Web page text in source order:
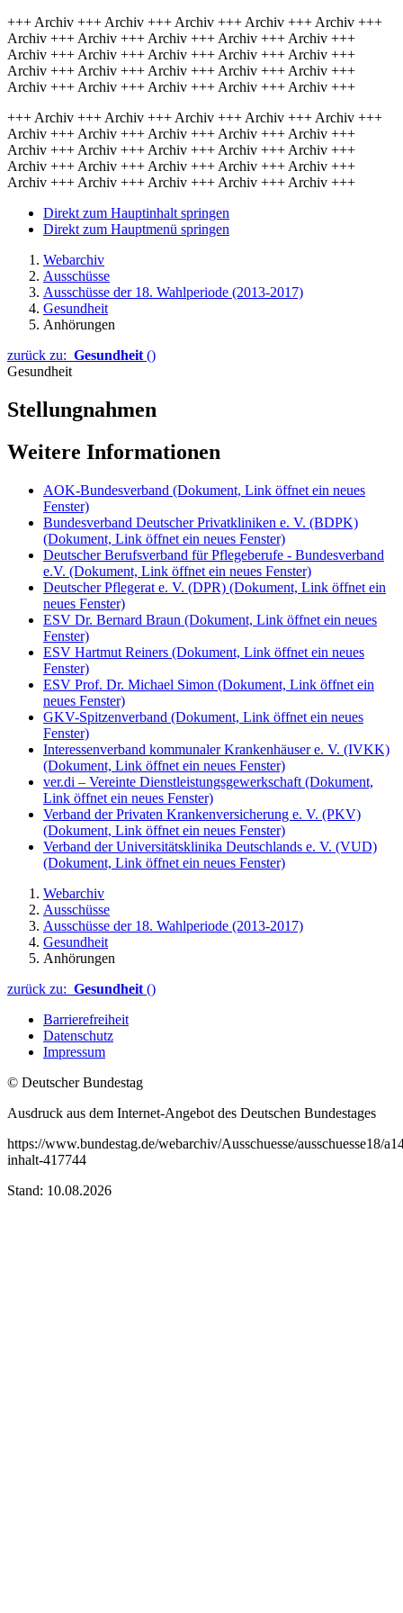
+++ Archiv +++ Archiv +++ Archiv +++ Archiv +++ Archiv +++
Archiv +++ Archiv +++ Archiv +++ Archiv +++ Archiv +++
Archiv +++ Archiv +++ Archiv +++ Archiv +++ Archiv +++
Archiv +++ Archiv +++ Archiv +++ Archiv +++ Archiv +++
Archiv +++ Archiv +++ Archiv +++ Archiv +++ Archiv +++
+++ Archiv +++ Archiv +++ Archiv +++ Archiv +++ Archiv +++
Archiv +++ Archiv +++ Archiv +++ Archiv +++ Archiv +++
Archiv +++ Archiv +++ Archiv +++ Archiv +++ Archiv +++
Archiv +++ Archiv +++ Archiv +++ Archiv +++ Archiv +++
Archiv +++ Archiv +++ Archiv +++ Archiv +++ Archiv +++
Direkt zum Hauptinhalt springen
Direkt zum Hauptmenü springen
Webarchiv
Ausschüsse
Ausschüsse der 18. Wahlperiode (2013-2017)
Gesundheit
Anhörungen
zurück zu: Gesundheit ()
Gesundheit
Stellungnahmen
Weitere Informationen
AOK-Bundesverband (Dokument, Link öffnet ein neues
Fenster)
Bundesverband Deutscher Privatkliniken e. V. (BDPK)
(Dokument, Link öffnet ein neues Fenster)
Deutscher Berufsverband für Pflegeberufe - Bundesverband
e.V. (Dokument, Link öffnet ein neues Fenster)
Deutscher Pflegerat e. V. (DPR) (Dokument, Link öffnet ein
neues Fenster)
ESV Dr. Bernard Braun (Dokument, Link öffnet ein neues
Fenster)
ESV Hartmut Reiners (Dokument, Link öffnet ein neues
Fenster)
ESV Prof. Dr. Michael Simon (Dokument, Link öffnet ein
neues Fenster)
GKV-Spitzenverband (Dokument, Link öffnet ein neues
Fenster)
Interessenverband kommunaler Krankenhäuser e. V. (IVKK)
(Dokument, Link öffnet ein neues Fenster)
ver.di – Vereinte Dienstleistungsgewerkschaft (Dokument,
Link öffnet ein neues Fenster)
Verband der Privaten Krankenversicherung e. V. (PKV)
(Dokument, Link öffnet ein neues Fenster)
Verband der Universitätsklinika Deutschlands e. V. (VUD)
(Dokument, Link öffnet ein neues Fenster)
Webarchiv
Ausschüsse
Ausschüsse der 18. Wahlperiode (2013-2017)
Gesundheit
Anhörungen
zurück zu: Gesundheit ()
Barrierefreiheit
Datenschutz
Impressum
© Deutscher Bundestag
Ausdruck aus dem Internet-Angebot des Deutschen Bundestages
https://www.bundestag.de/webarchiv/Ausschuesse/ausschuesse18/
inhalt-417744
Stand: 10.08.2026